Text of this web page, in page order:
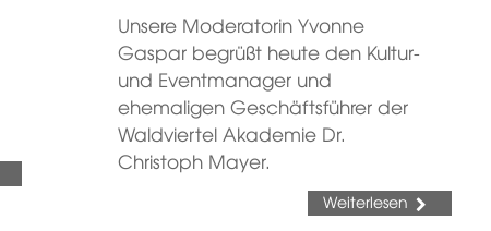
Unsere Moderatorin Yvonne
Gaspar begrüßt heute den Kultur-
und Eventmanager und
ehemaligen Geschäftsführer der
Waldviertel Akademie Dr.
Christoph Mayer.
Weiterlesen